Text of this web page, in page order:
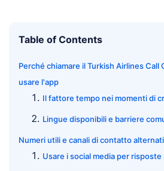
Table of Contents
Perché chiamare il Turkish Airlines
usare l'app
Il fattore tempo nei momenti di
Lingue disponibili e barriere
Numeri utili e canali di contatto
Usare i social media per risposte